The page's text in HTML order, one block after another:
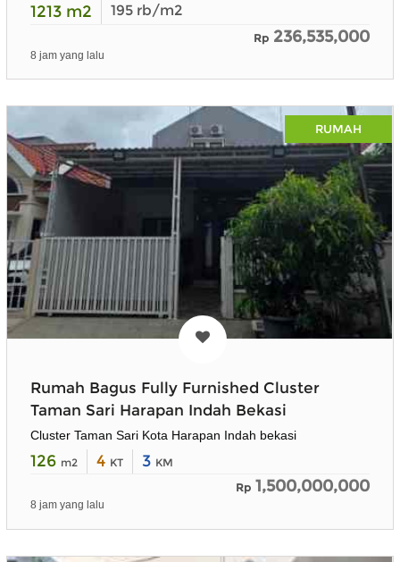
1213 m2 195 rb/m2
Rp 236,535,000
8 jam yang lalu
RUMAH
Rumah Bagus Fully Furnished Cluster
Taman Sari Harapan Indah Bekasi
Cluster Taman Sari Kota Harapan Indah bekasi
126 m2 4 KT 3 KM
Rp 1,500,000,000
8 jam yang lalu